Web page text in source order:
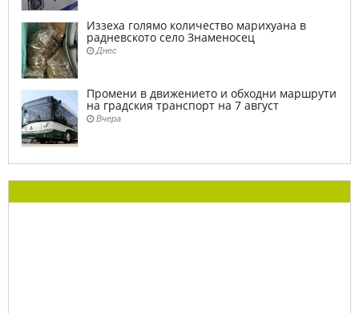
Иззеха голямо количество марихуана в
радневското село Знаменосец
Днес
Промени в движението и обходни маршрути
на градския транспорт на 7 август
Вчера